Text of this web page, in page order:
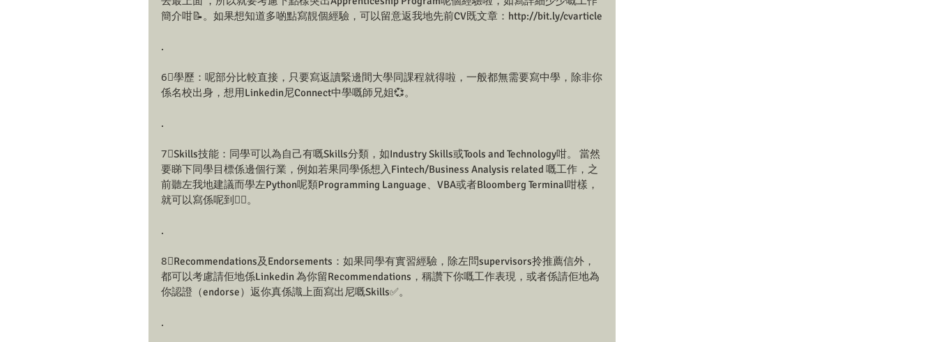
簡介咁📝。如果想知道多啲點寫靚個經驗，可以留意返我地先前CV既文章：http://bit.ly/cvarticle
.
6⃣學歷：呢部分比較直接，只要寫返讀緊邊間大學同課程就得啦，一般都無需要寫中學，除非你
係名校出身，想用Linkedin尼Connect中學嘅師兄姐💞。
.
7⃣Skills技能：同學可以為自己有嘅Skills分類，如Industry Skills或Tools and Technology咁。 當然
要睇下同學目標係邊個行業，例如若果同學係想入Fintech/Business Analysis related 嘅工作，之
前聽左我地建議而學左Python呢類Programming Language、VBA或者Bloomberg Terminal咁樣，
就可以寫係呢到✍🏻。
.
8⃣Recommendations及Endorsements：如果同學有實習經驗，除左問supervisors拎推薦信外，
都可以考慮請佢地係Linkedin 為你留Recommendations，稱讚下你嘅工作表現，或者係請佢地為
你認證（endorse）返你真係識上面寫出尼嘅Skills✅。
.